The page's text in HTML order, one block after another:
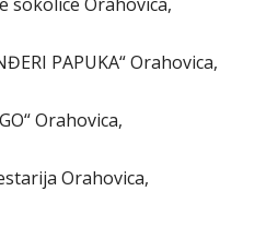
PAPUKA“ Orahovica,
Orahovica,
Orahovica,